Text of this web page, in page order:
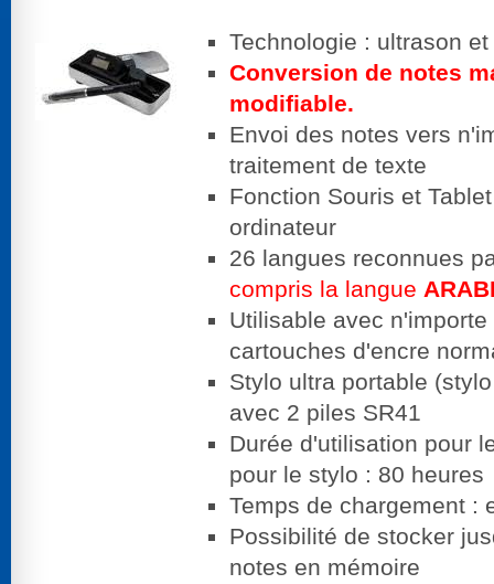
Technologie : ultrason
Conversion de notes
modifiable.
Envoi des notes vers
traitement de texte
Fonction Souris et
ordinateur
26 langues reconnues
compris la langue
Utilisable avec
cartouches d'encre
Stylo ultra portable
avec 2 piles SR41
Durée d'utilisation pour
pour le stylo : 80 heures
Temps de chargement :
Possibilité de stocker
notes en mémoire